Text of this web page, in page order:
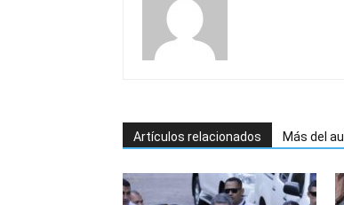
Artículos relacionados Más del